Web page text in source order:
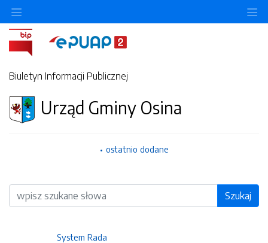
Biuletyn Informacji Publicznej
Urząd Gminy Osina
ostatnio dodane
Wyszukiwarka Szukaj
System Rada